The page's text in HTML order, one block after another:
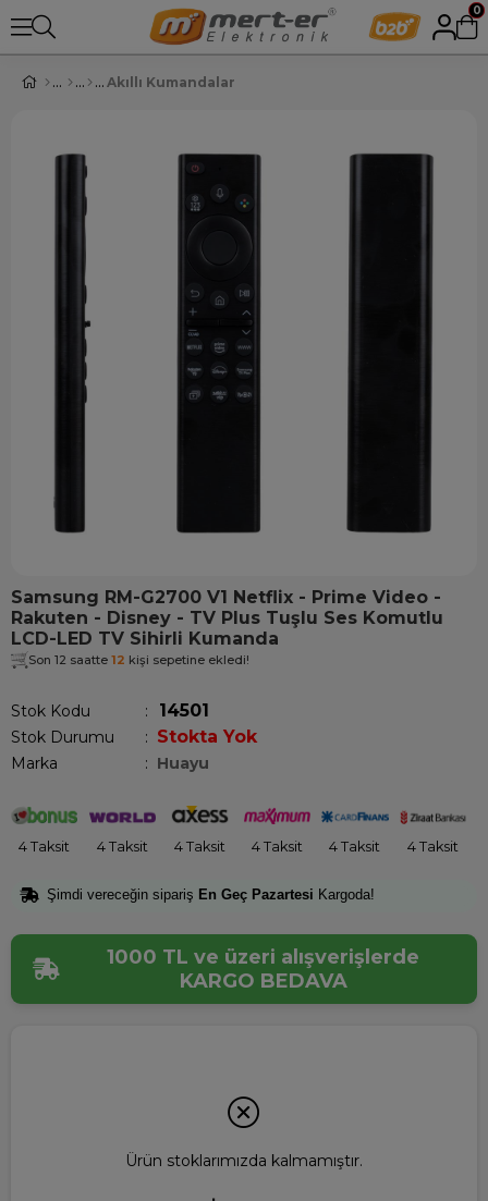
0
Akıllı Kumandalar
Samsung RM-G2700 V1 Netflix - Prime Video -
Rakuten - Disney - TV Plus Tuşlu Ses Komutlu
LCD-LED TV Sihirli Kumanda
Son 12 saatte 12 kişi sepetine ekledi!
Stok Kodu 14501
Stok Durumu : Stokta Yok
Marka : Huayu
4 Taksit 4 Taksit 4 Taksit 4 Taksit 4 Taksit 4 Taksit
Şimdi vereceğin sipariş En Geç Pazartesi Kargoda!
1000 TL ve üzeri alışverişlerde
KARGO BEDAVA
Ürün stoklarımızda kalmamıştır.